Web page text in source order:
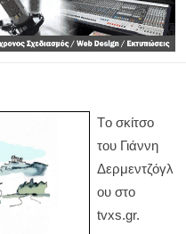
Tο σκίτσο
του Γιάννη
Δερμεντζόγλ
ου στο
tvxs.gr.